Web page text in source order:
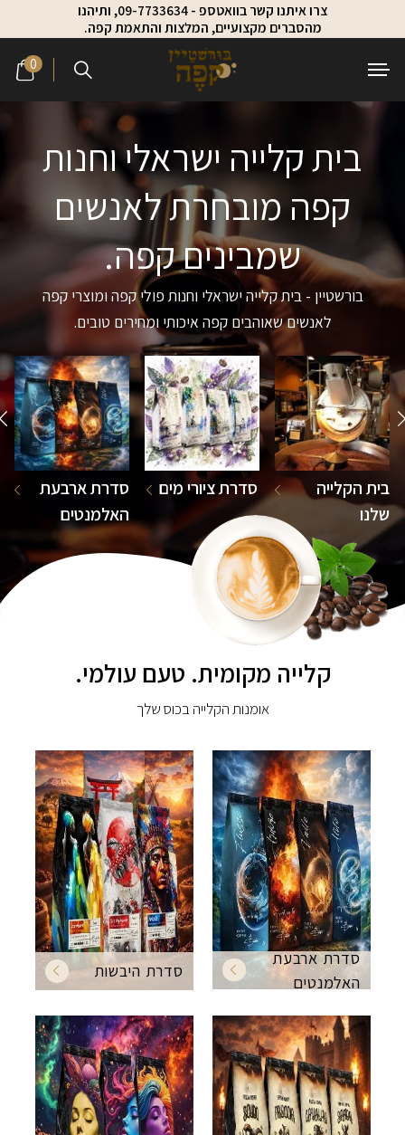
Skip to Content
Contact Us
צרו איתנו קשר בוואטספ - 09-7733634, ותיהנו
מהסברים מקצועיים, המלצות והתאמת קפה.
0
בית קלייה ישראלי וחנות
קפה מובחרת לאנשים
שמבינים קפה.
בורשטיין - בית קלייה ישראלי וחנות פולי קפה ומוצרי קפה
לאנשים שאוהבים קפה איכותי ומחירים טובים.
בית הקלייה
שלנו
סדרת ציורי מים
סדרת ארבעת
האלמנטים
קלייה מקומית. טעם עולמי.
אומנות הקלייה בכוס שלך
סדרת ארבעת
האלמנטים
סדרת היבשות